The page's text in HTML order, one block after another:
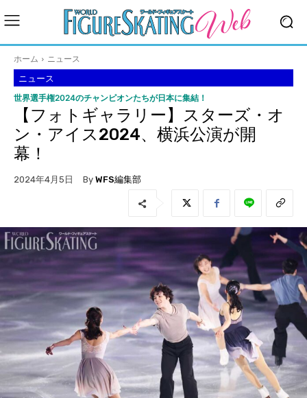
ホーム ニュース
ニュース
世界選手権2024のチャンピオンたちが日本に集結！
【フォトギャラリー】スターズ・オ
ン・アイス2024、横浜公演が開
幕！
2024年4月5日 By WFS編集部